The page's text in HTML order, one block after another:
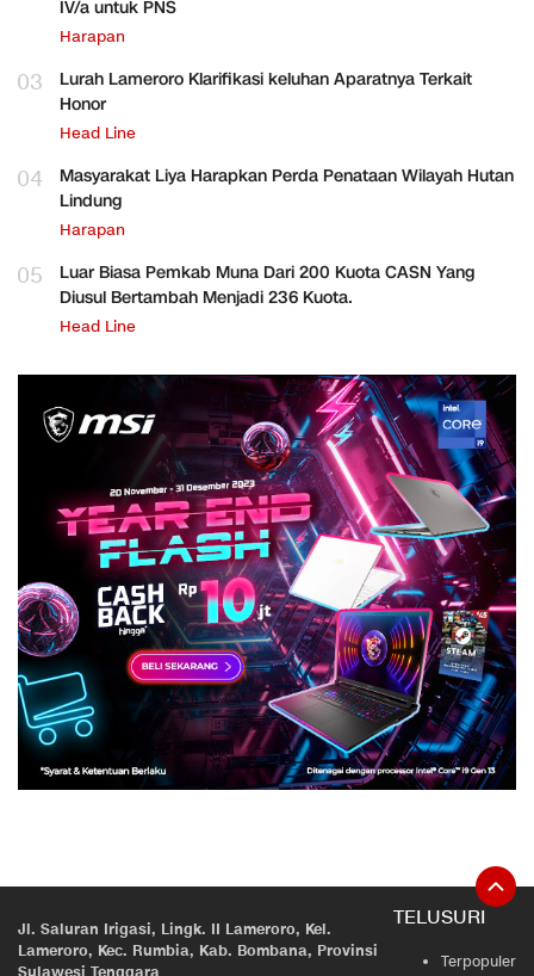
IV/a untuk PNS
Harapan
03
Lurah Lameroro Klarifikasi keluhan Aparatnya Terkait
Honor
Head Line
04
Masyarakat Liya Harapkan Perda Penataan Wilayah Hutan
Lindung
Harapan
05
Luar Biasa Pemkab Muna Dari 200 Kuota CASN Yang
Diusul Bertambah Menjadi 236 Kuota.
Head Line
Jl. Saluran Irigasi, Lingk. II Lameroro, Kel.
Lameroro, Kec. Rumbia, Kab. Bombana, Provinsi
TELUSURI
Terpopuler